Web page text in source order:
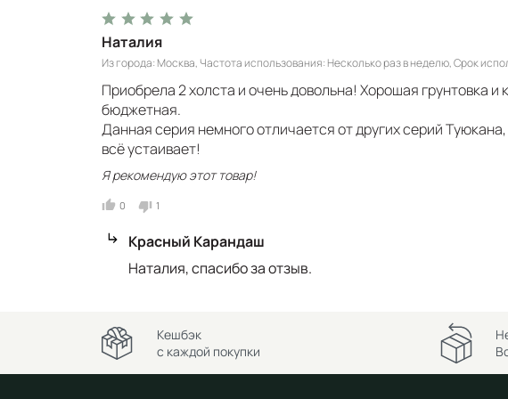
Наталия
Из города Москва Частота использования Несколько раз в неделю Срок
Приобрела 2 холста и очень довольна! Хорошая грунтовка
бюджетная.
Данная серия немного отличается от других серий
всё устаивает!
Я рекомендую этот товар!
0 1
Красный Карандаш
Наталия, спасибо за отзыв.
Кешбэк
с каждой покупки